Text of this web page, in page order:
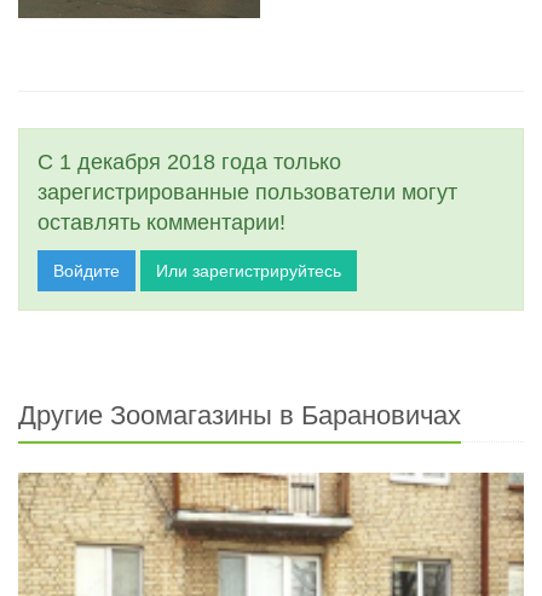
С 1 декабря 2018 года только
зарегистрированные пользователи могут
оставлять комментарии!
Войдите Или зарегистрируйтесь
Другие Зоомагазины в Барановичах